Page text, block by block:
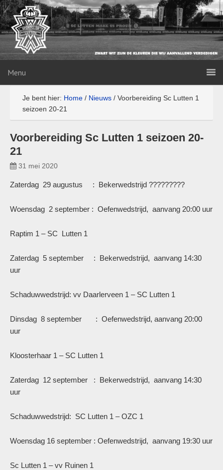
Menu
Je bent hier: Home / Nieuws / Voorbereiding Sc Lutten 1
seizoen 20-21
Voorbereiding Sc Lutten 1 seizoen 20-
21
31 mei 2020
Zaterdag 29 augustus : Bekerwedstrijd ?????????
Woensdag 2 september : Oefenwedstrijd, aanvang 20:00 uur
Raptim 1 – SC Lutten 1
Zaterdag 5 september : Bekerwedstrijd, aanvang 14:30
uur
Schaduwwedstrijd: vv Daarlerveen 1 – SC Lutten 1
Dinsdag 8 september : Oefenwedstrijd, aanvang 20:00
uur
Kloosterhaar 1 – SC Lutten 1
Zaterdag 12 september : Bekerwedstrijd, aanvang 14:30
uur
Schaduwwedstrijd: SC Lutten 1 – OZC 1
Woensdag 16 september : Oefenwedstrijd, aanvang 19:30 uur
Sc Lutten 1 – vv Ruinen 1